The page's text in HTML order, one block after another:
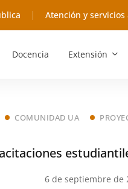
Atención y
Docencia Extensión
COMUNIDAD UA
6 de septiembre de